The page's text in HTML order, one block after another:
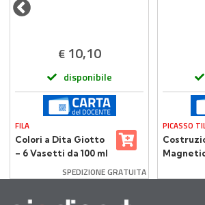
€ 10,10
disponibile
FILA
Colori a Dita Giotto
– 6 Vasetti da 100 ml
SPEDIZIONE GRATUITA
PICASSO
Tiles 30